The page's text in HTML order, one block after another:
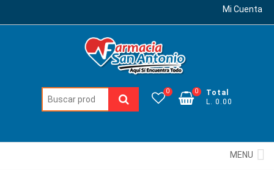
Mi Cuenta
Buscar: 0
Total
L. 0.00
0
MENU